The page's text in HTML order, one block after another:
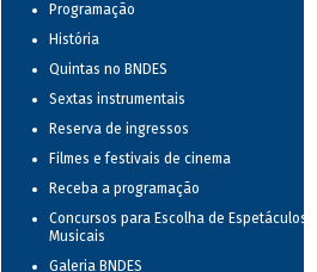
Programação
História
Quintas no BNDES
Sextas instrumentais
Reserva de ingressos
Filmes e festivais de cinema
Receba a programação
Concursos para Escolha de Espetáculos
Musicais
Galeria BNDES